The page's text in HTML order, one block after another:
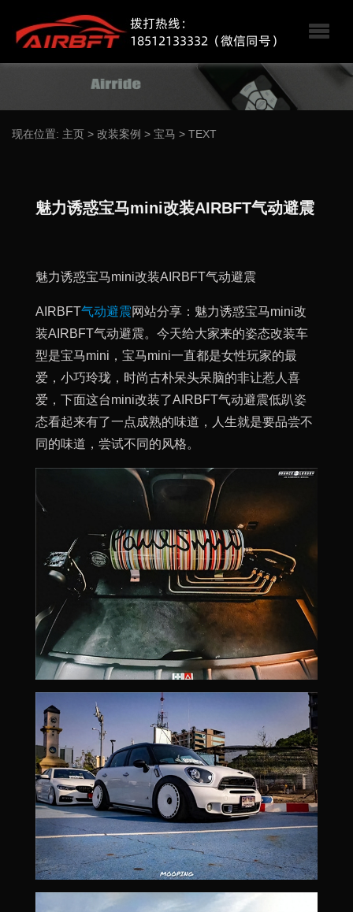
现在位置: 主页 > 改装案例 > 宝马 > TEXT
魅力诱惑宝马mini改装AIRBFT气动避震
魅力诱惑宝马mini改装AIRBFT气动避震
AIRBFT气动避震网站分享：魅力诱惑宝马mini改
装AIRBFT气动避震。今天给大家来的姿态改装车
型是宝马mini，宝马mini一直都是女性玩家的最
爱，小巧玲珑，时尚古朴呆头呆脑的非让惹人喜
爱，下面这台mini改装了AIRBFT气动避震低趴姿
态看起来有了一点成熟的味道，人生就是要品尝不
同的味道，尝试不同的风格。